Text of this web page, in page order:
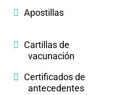
Apostillas
Cartillas de
vacunación
Certificados de
antecedentes